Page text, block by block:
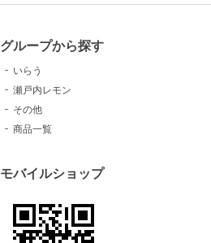
グループから探す
いらう
瀬戸内レモン
その他
商品一覧
モバイルショップ